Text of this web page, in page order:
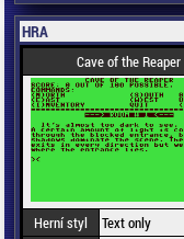
HRA
Cave of the Reaper
Herní styl
Text only